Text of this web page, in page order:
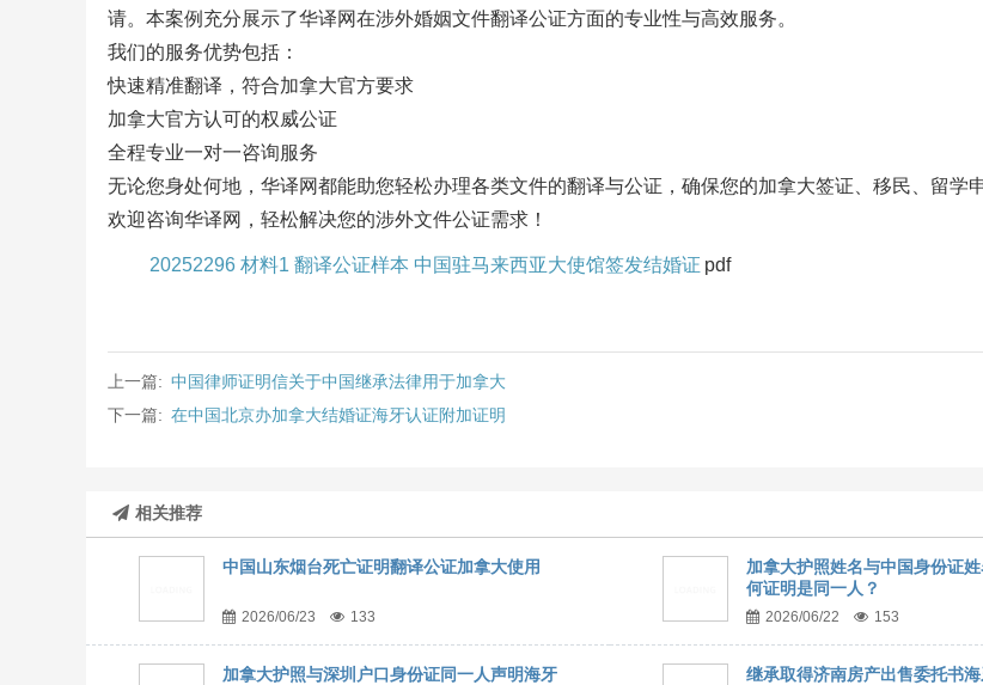
请。本案例充分展示了华译网在涉外婚姻文件翻译公证方面的专业性与高效服务。
我们的服务优势包括：
快速精准翻译，符合加拿大官方要求
加拿大官方认可的权威公证
全程专业一对一咨询服务
无论您身处何地，华译网都能助您轻松办理各类文件的翻译与公证，确保您的加拿大签证、移民、留学
欢迎咨询华译网，轻松解决您的涉外文件公证需求！
20252296 材料1 翻译公证样本 中国驻马来西亚大使馆签发结婚证 pdf
上一篇: 中国律师证明信关于中国继承法律用于加拿大
下一篇: 在中国北京办加拿大结婚证海牙认证附加证明
相关推荐
中国山东烟台死亡证明翻译公证加拿大使用
2026/06/23 133
加拿大护照姓名与中国身份证
何证明是同一人？
2026/06/22 153
加拿大护照与深圳户口身份证同一人声明海牙
继承取得济南房产出售委托书